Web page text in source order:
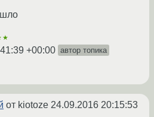
+00:00 автор топика
от kiotoze 24.09.2016 20:15:53